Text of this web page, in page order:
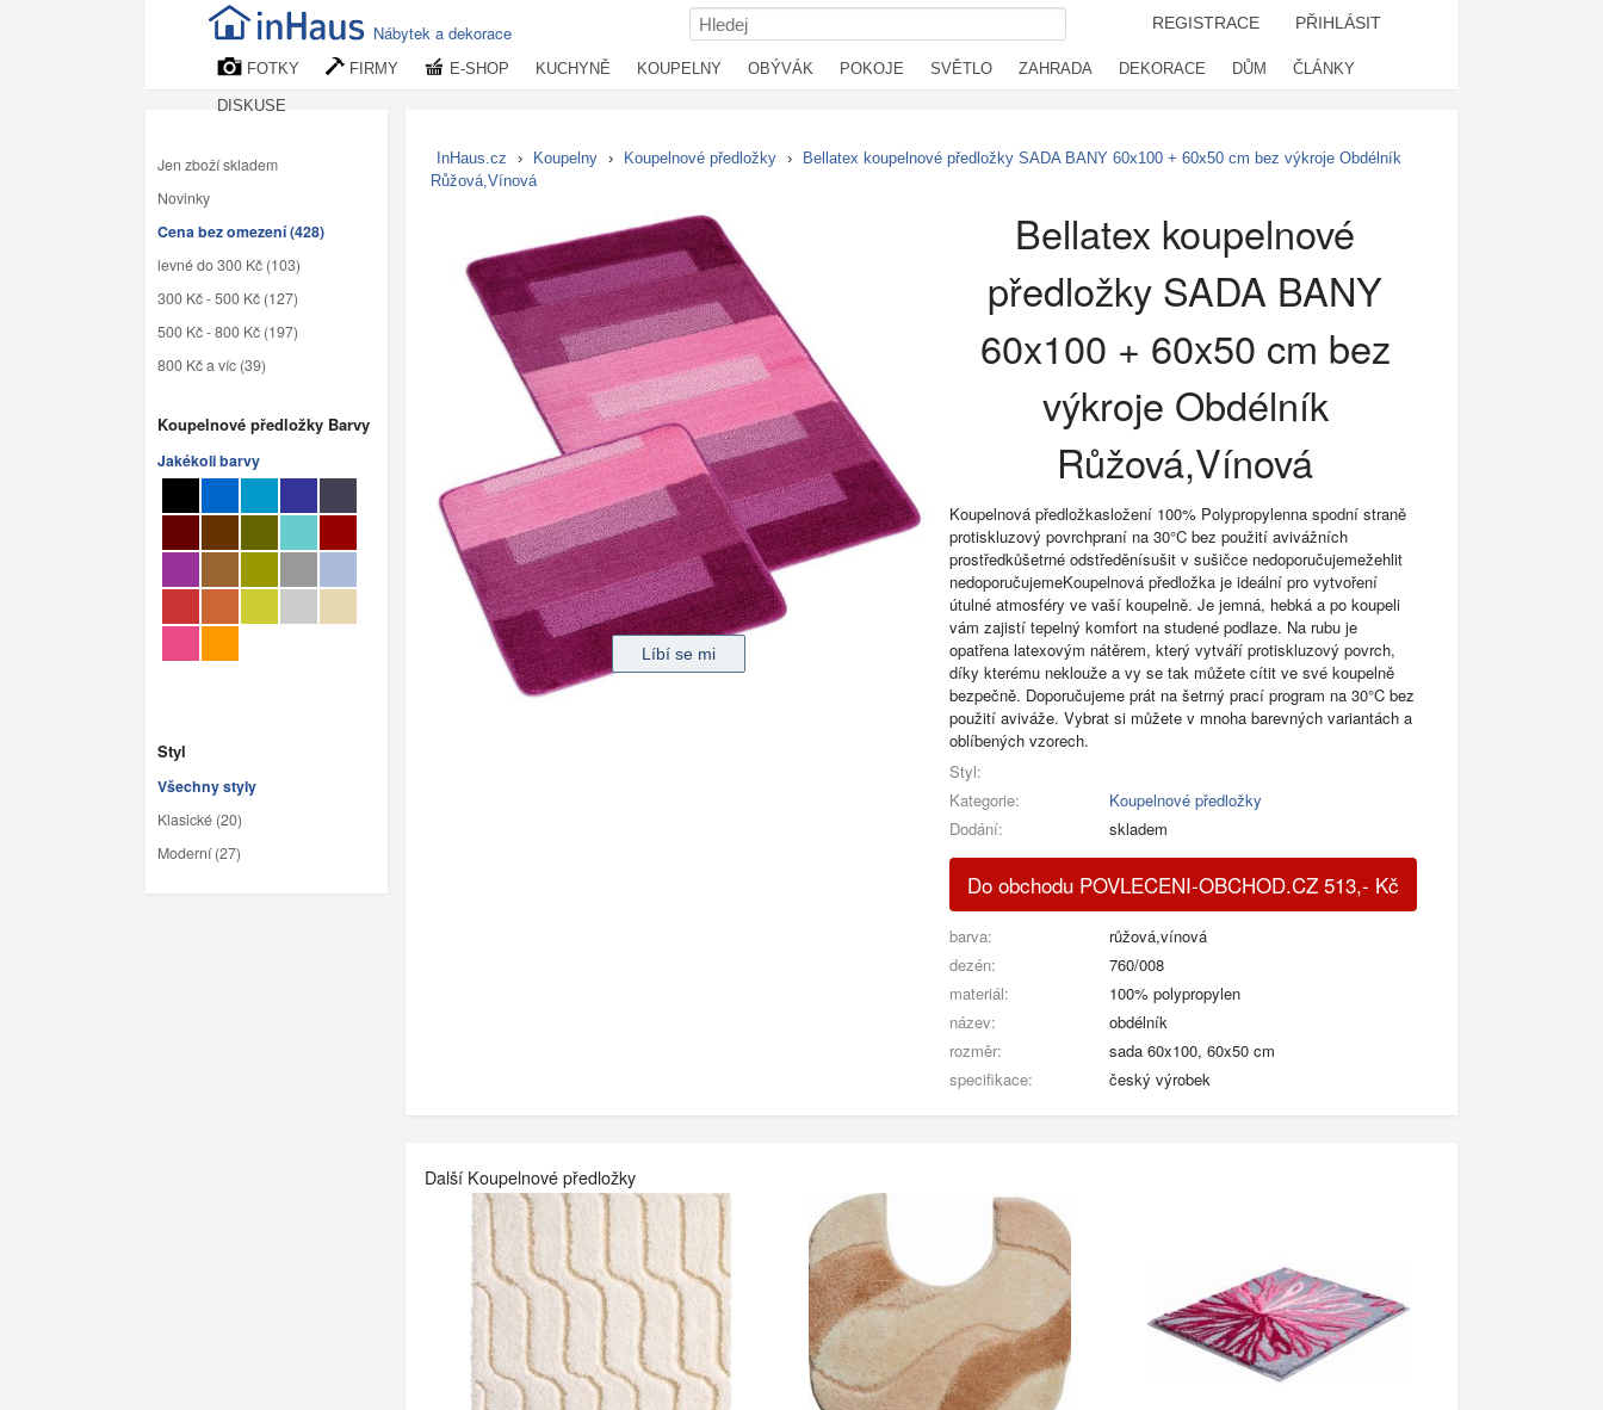
Nábytek a dekorace REGISTRACE PŘIHLÁSIT
FOTKY FIRMY E-SHOP KUCHYNĚ KOUPELNY OBÝVÁK POKOJE SVĚTLO ZAHRADA DEKORACE DŮM ČLÁNKY
DISKUSE
Jen zboží skladem
Novinky
Cena bez omezení (428)
levné do 300 Kč (103)
300 Kč - 500 Kč (127)
500 Kč - 800 Kč (197)
800 Kč a víc (39)
Koupelnové předložky Barvy
Jakékoli barvy
Styl
Všechny styly
Klasické (20)
Moderní (27)
InHaus.cz › Koupelny › Koupelnové předložky ›
Bellatex koupelnové předložky SADA BANY 60x100 + 60x50 cm bez výkroje Obdélník
Růžová,Vínová
Bellatex koupelnové
předložky SADA BANY
60x100 + 60x50 cm bez
výkroje Obdélník
Růžová,Vínová
Koupelnová předložkasložení 100% Polypropylenna spodní straně
protiskluzový povrchpraní na 30°C bez použití avivážních
prostředkůšetrné odstředěnísušit v sušičce nedoporučujemežehlit
nedoporučujemeKoupelnová předložka je ideální pro vytvoření
útulné atmosféry ve vaší koupelně. Je jemná, hebká a po koupeli
vám zajistí tepelný komfort na studené podlaze. Na rubu je
opatřena latexovým nátěrem, který vytváří protiskluzový povrch,
díky kterému neklouže a vy se tak můžete cítit ve své koupelně
bezpečně. Doporučujeme prát na šetrný prací program na 30°C bez
použití aviváže. Vybrat si můžete v mnoha barevných variantách a
oblíbených vzorech.
Styl:
Kategorie:
Koupelnové předložky
Dodání:
skladem
Do obchodu POVLECENI-OBCHOD.CZ 513,- Kč
barva:
růžová,vínová
dezén:
760/008
materiál:
100% polypropylen
název:
obdélník
rozměr:
sada 60x100, 60x50 cm
specifikace:
český výrobek
Další Koupelnové předložky